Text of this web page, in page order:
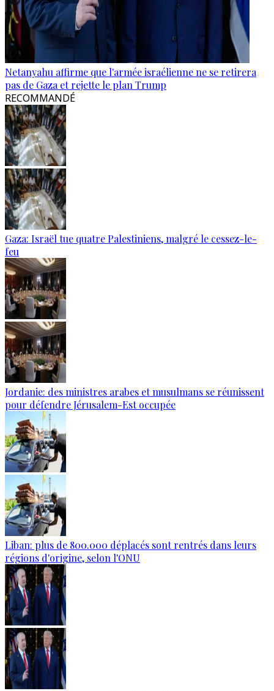
Netanyahu affirme que l'armée israélienne ne se retirera
pas de Gaza et rejette le plan Trump
RECOMMANDÉ
Gaza: Israël tue quatre Palestiniens, malgré le cessez-le-
feu
Jordanie: des ministres arabes et musulmans se réunissent
pour défendre Jérusalem-Est occupée
Liban: plus de 800.000 déplacés sont rentrés dans leurs
régions d'origine, selon l'ONU